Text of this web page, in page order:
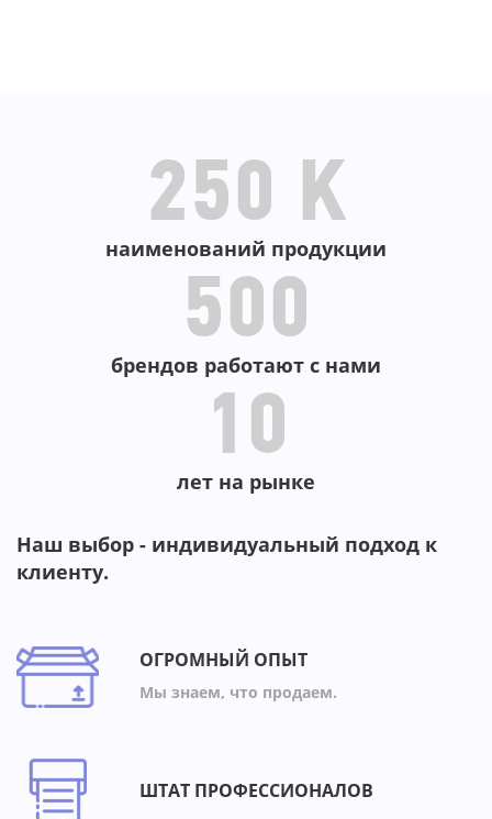
250 K
наименований продукции
500
брендов работают с нами
10
лет на рынке
Наш выбор - индивидуальный подход к
клиенту.
ОГРОМНЫЙ ОПЫТ
Мы знаем, что продаем.
ШТАТ ПРОФЕССИОНАЛОВ